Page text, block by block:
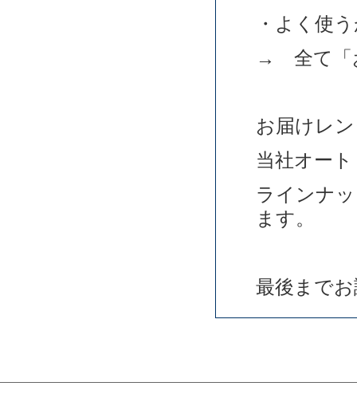
・よく使
→ 全て「
お届けレ
当社オー
ラインナ
ます。
最後まで